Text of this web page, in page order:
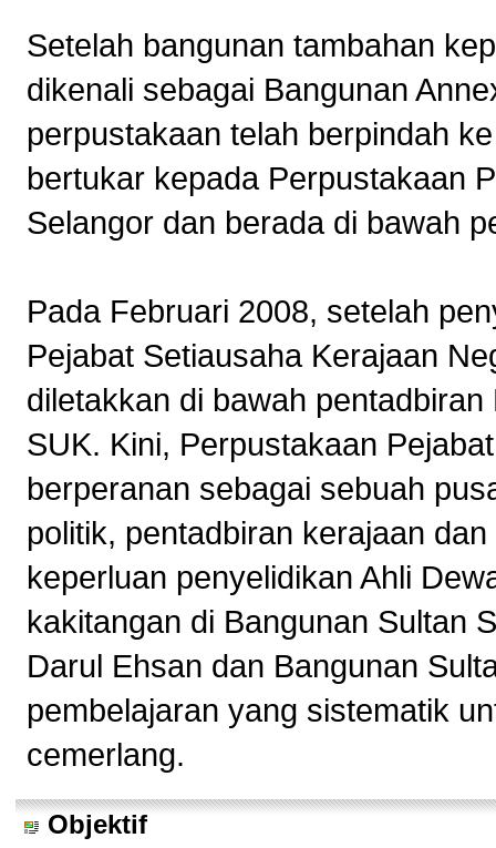
Setelah bangunan tambahan
dikenali sebagai Bangunan
perpustakaan telah berpindah
bertukar kepada Perpustakaan
Selangor dan berada di bawah
Pada Februari 2008, setelah
Pejabat Setiausaha Kerajaan
diletakkan di bawah
SUK. Kini, Perpustakaan
berperanan sebagai sebuah
politik, pentadbiran kerajaan
keperluan penyelidikan Ahli
kakitangan di Bangunan Sultan
Darul Ehsan dan Bangunan
pembelajaran yang sistematik
cemerlang.
Objektif